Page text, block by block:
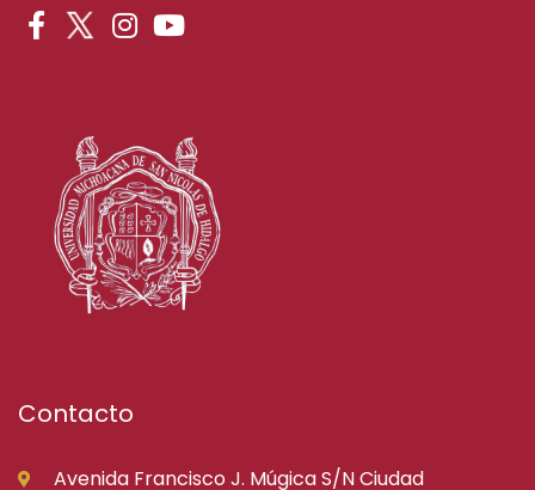
Contacto
Avenida Francisco J. Múgica S/N Ciudad